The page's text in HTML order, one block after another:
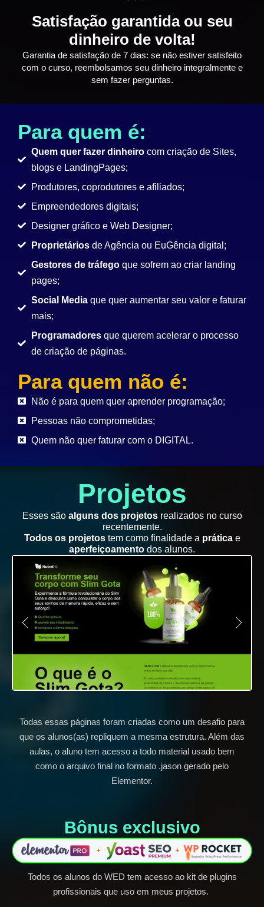
Satisfação garantida ou seu
dinheiro de volta!
Garantia de satisfação de 7 dias: se não estiver satisfeito
com o curso, reembolsamos seu dinheiro integralmente e
sem fazer perguntas.
Para quem é:
Quem quer fazer dinheiro com criação de Sites,
blogs e LandingPages;
Produtores, coprodutores e afiliados;
Empreendedores digitais;
Designer gráfico e Web Designer;
Proprietários de Agência ou EuGência digital;
Gestores de tráfegoque sofrem ao criar landing
pages;
Social Media que quer aumentar seu valor e faturar
mais;
Programadores que querem acelerar o processo
de criação de páginas.
Para quem não é:
Não é para quem quer aprender programação;
Pessoas não comprometidas;
Quem não quer faturar com o DIGITAL.
Projetos
Esses sãoalguns dos projetosrealizados no curso
recentemente.
Todos os projetos tem como finalidade a prática e
aperfeiçoamento dos alunos.
Todas essas páginas foram criadas como um desafio para
que os alunos(as) repliquem a mesma estrutura. Além das
aulas, o aluno tem acesso a todo material usado bem
como o arquivo final no formato .jason gerado pelo
Elementor.
Bônus exclusivo​
Todos os alunos do WED tem acesso ao kit de plugins
profissionais que uso em meus projetos.